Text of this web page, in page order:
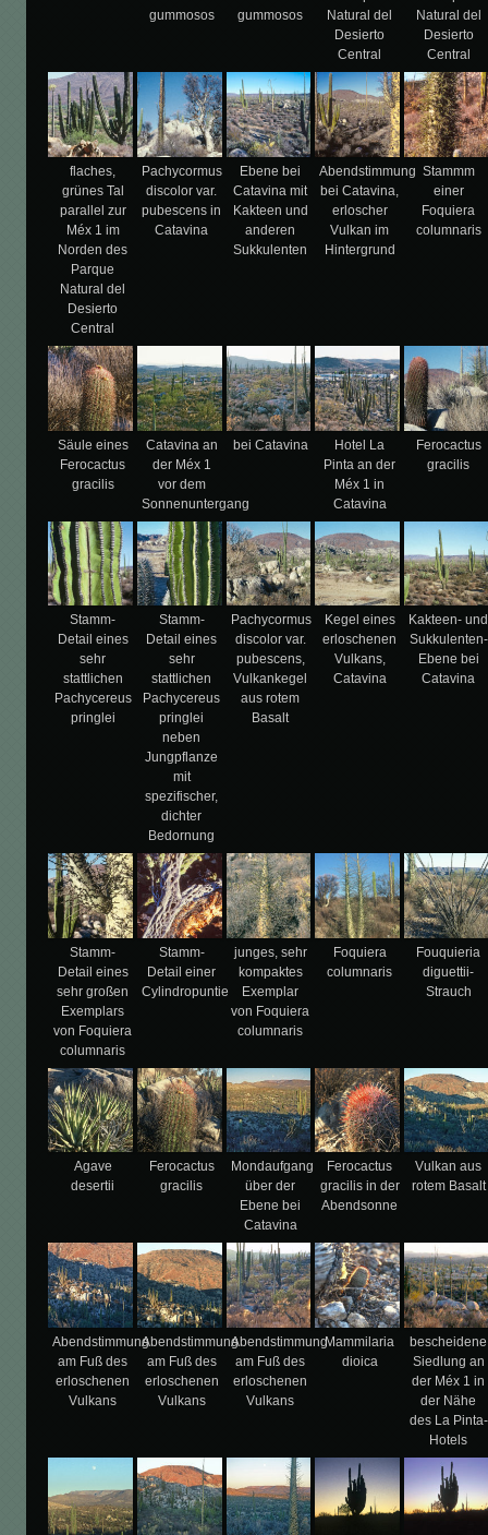
gummosos
gummosos
Natural del
Desierto
Central
Natural del
Desierto
Central
flaches,
grünes Tal
parallel zur
Méx 1 im
Norden des
Parque
Natural del
Desierto
Central
Pachycormus
discolor var.
pubescens in
Catavina
Ebene bei
Catavina mit
Kakteen und
anderen
Sukkulenten
Abendstimmung
bei Catavina,
erloscher
Vulkan im
Hintergrund
Stammm
einer
Foquiera
columnaris
Säule eines
Ferocactus
gracilis
Catavina an
der Méx 1
vor dem
Sonnenuntergang
bei Catavina
Hotel La
Pinta an der
Méx 1 in
Catavina
Ferocactus
gracilis
Stamm-
Detail eines
sehr
stattlichen
Pachycereus
pringlei
Stamm-
Detail eines
sehr
stattlichen
Pachycereus
pringlei
neben
Jungpflanze
mit
spezifischer,
dichter
Bedornung
Pachycormus
discolor var.
pubescens,
Vulkankegel
aus rotem
Basalt
Kegel eines
erloschenen
Vulkans,
Catavina
Kakteen- und
Sukkulenten-
Ebene bei
Catavina
Stamm-
Detail eines
sehr großen
Exemplars
von Foquiera
columnaris
Stamm-
Detail einer
Cylindropuntie
junges, sehr
kompaktes
Exemplar
von Foquiera
columnaris
Foquiera
columnaris
Fouquieria
diguettii-
Strauch
Agave
desertii
Ferocactus
gracilis
Mondaufgang
über der
Ebene bei
Catavina
Ferocactus
gracilis in der
Abendsonne
Vulkan aus
rotem Basalt
Abendstimmung
am Fuß des
erloschenen
Vulkans
Abendstimmung
am Fuß des
erloschenen
Vulkans
Abendstimmung
am Fuß des
erloschenen
Vulkans
Mammilaria
dioica
bescheidene
Siedlung an
der Méx 1 in
der Nähe
des La Pinta-
Hotels